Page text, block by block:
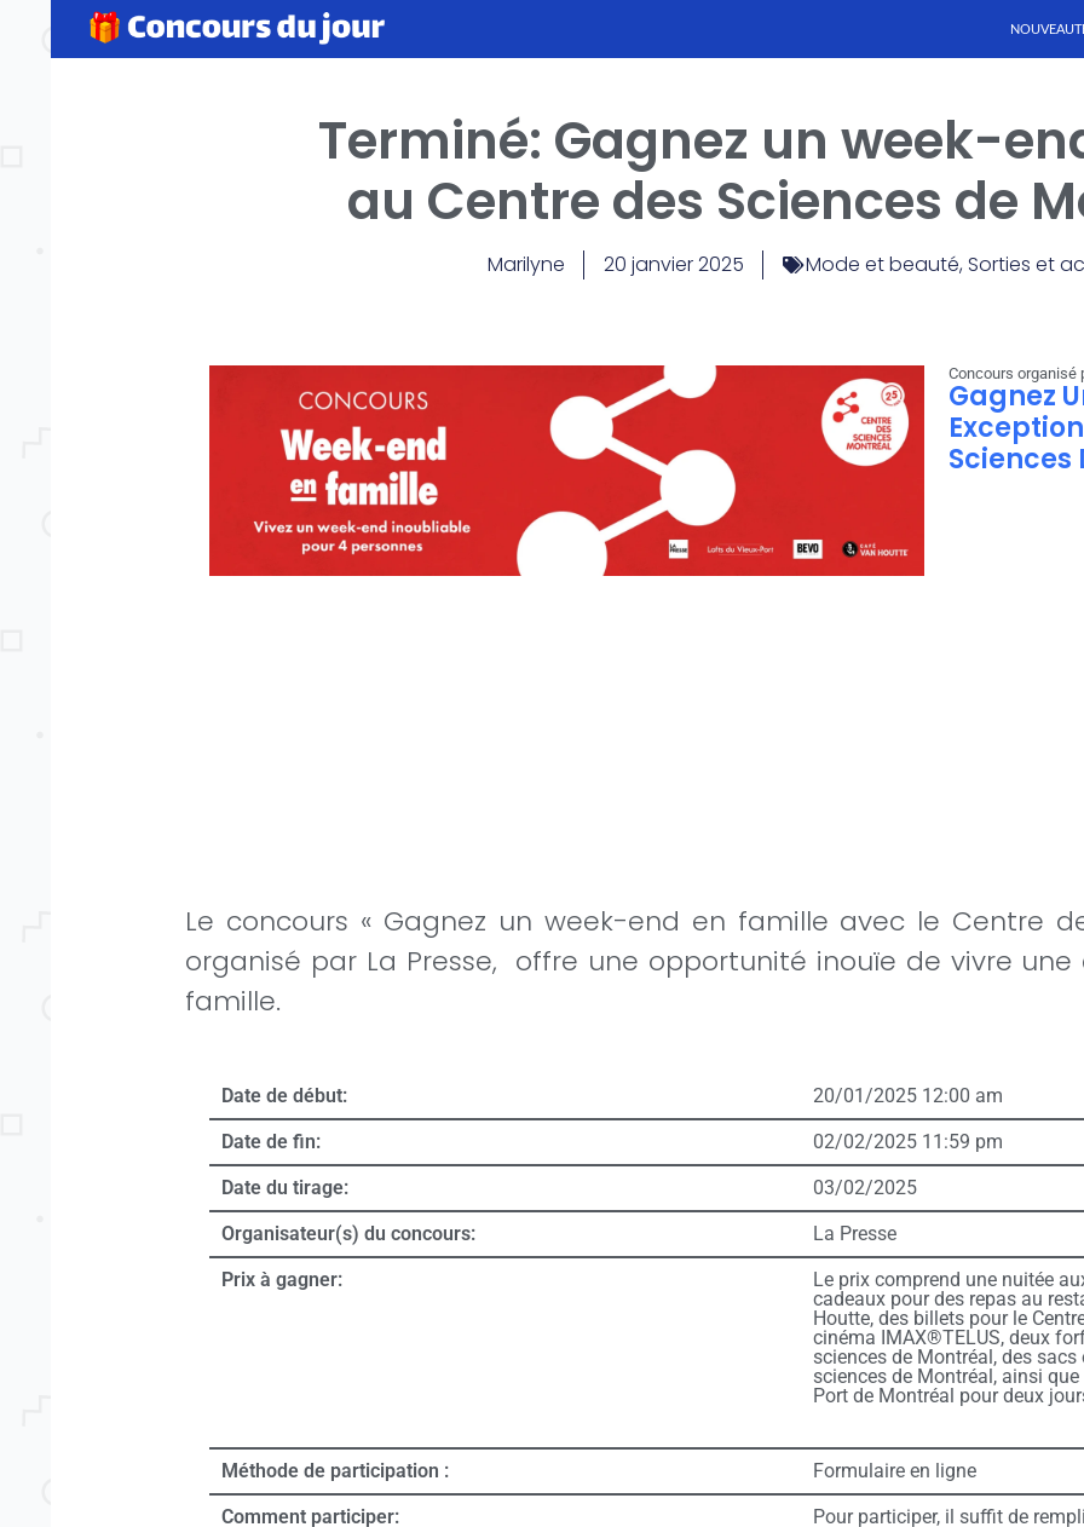
Terminé: Gagnez un week-
au Centre des Sciences de
Marilyne 20 janvier 2025 Mode et beauté,Sorties et
Concours organisé
Gagnez
Sciences
Le concours « Gagnez un week-end en famille avec le Centre
organisé par La Presse, offre une opportunité inouïe de vivre
famille.
Date de début:
20/01/2025 12:00 am
Date de fin:
02/02/2025 11:59 pm
Date du tirage:
03/02/2025
Organisateur(s) du concours:
La Presse
Prix à gagner:
Le prix comprend une nuitée
cadeaux pour des repas au
Houtte, des billets pour le
cinéma IMAX®TELUS, deux
sciences de Montréal, des
sciences de Montréal, ainsi
Port de Montréal pour deux
Méthode de participation :
Formulaire en ligne
Comment participer:
Pour participer, il suffit de